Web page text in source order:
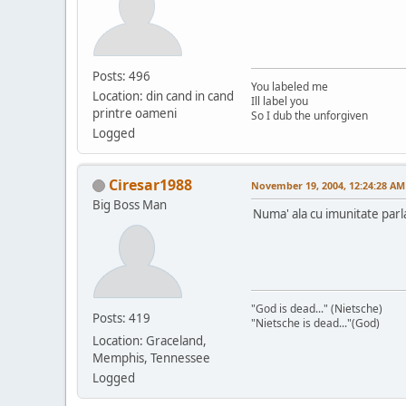
Posts: 496
Location: din cand in cand
printre oameni
Logged
You labeled me
Ill label you
So I dub the unforgiven
Ciresar1988
Big Boss Man
Posts: 419
Location: Graceland,
Memphis, Tennessee
Logged
November 19, 2004, 12:24:28 AM
Numa' ala cu imunitate
"God is dead..." (Nietsche)
"Nietsche is dead..."(God)